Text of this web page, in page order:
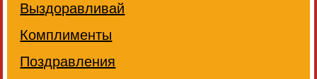
Выздоравливай
Комплименты
Поздравления